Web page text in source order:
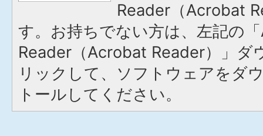
Reader（Acrobat
す。お持ちでない方は、左記の
Reader（Acrobat Reader）」ダ
リックして、ソフトウェアをダ
トールしてください。